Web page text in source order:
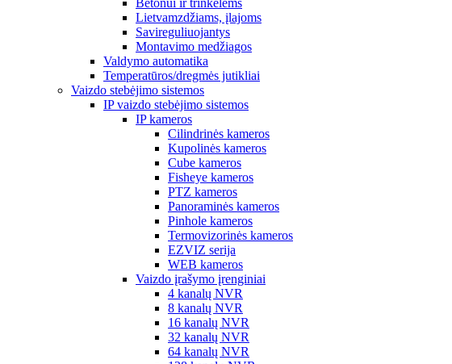
Betonui ir trinkelėms
Lietvamzdžiams, įlajoms
Savireguliuojantys
Montavimo medžiagos
Valdymo automatika
Temperatūros/dregmės jutikliai
Vaizdo stebėjimo sistemos
IP vaizdo stebėjimo sistemos
IP kameros
Cilindrinės kameros
Kupolinės kameros
Cube kameros
Fisheye kameros
PTZ kameros
Panoraminės kameros
Pinhole kameros
Termovizorinės kameros
EZVIZ serija
WEB kameros
Vaizdo įrašymo įrenginiai
4 kanalų NVR
8 kanalų NVR
16 kanalų NVR
32 kanalų NVR
64 kanalų NVR